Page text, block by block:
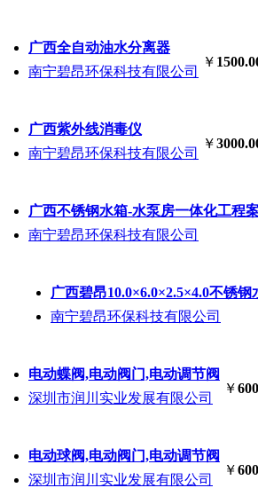
广西全自动油水分离器
南宁碧昂环保科技有限公司
￥
广西紫外线消毒仪
南宁碧昂环保科技有限公司
￥
广西不锈钢水箱-水泵房一体化工程
南宁碧昂环保科技有限公司
广西碧昂10.0×6.0×2.5×4.0不锈钢
南宁碧昂环保科技有限公司
电动蝶阀,电动阀门,电动调节阀
深圳市润川实业发展有限公司
￥
电动球阀,电动阀门,电动调节阀
深圳市润川实业发展有限公司
￥